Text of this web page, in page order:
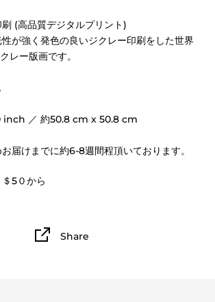
(高品質デジタルプリント)
が強く発色の良いジクレー印刷をした世界
レー版画です。
inch ／ 約50.8 cm x 50.8 cm
届けまでに約6-8週間程頂いております。
＄5０から
Share